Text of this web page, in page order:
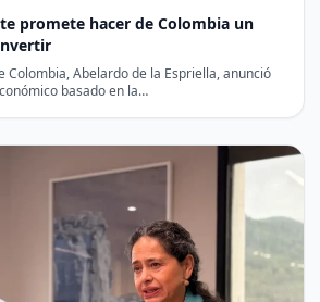
promete hacer de Colombia un
Colombia, Abelardo de la Espriella, anunció
basado en la…